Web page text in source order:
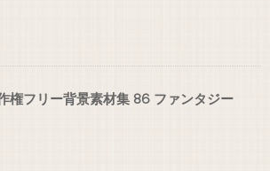
権フリー背景素材集 86 ファンタジー